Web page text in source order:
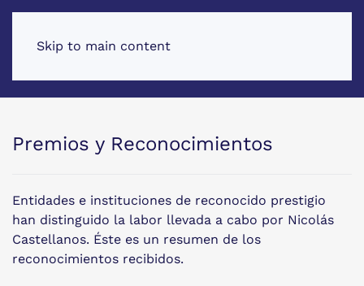
Skip to main content
Premios y Reconocimientos
Entidades e instituciones de reconocido prestigio
han distinguido la labor llevada a cabo por Nicolás
Castellanos. Éste es un resumen de los
reconocimientos recibidos.